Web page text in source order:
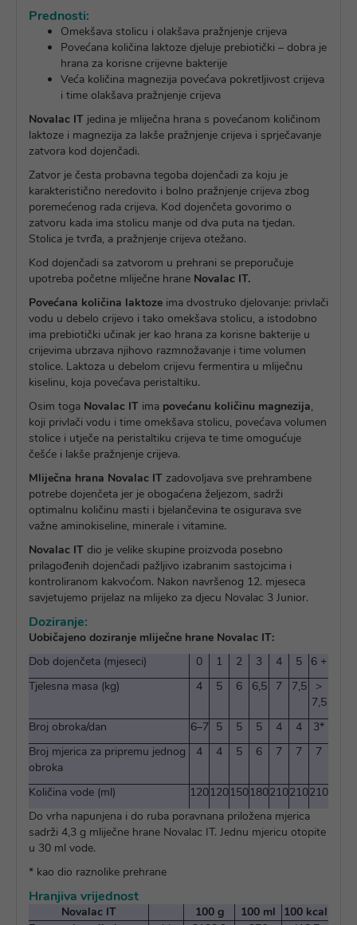
Prednosti:
Omekšava stolicu i olakšava pražnjenje crijeva
Povećana količina laktoze djeluje prebiotički – dobra je
hrana za korisne crijevne bakterije
Veća količina magnezija povećava pokretljivost crijeva
i time olakšava pražnjenje crijeva
Novalac IT jedina je mliječna hrana s povećanom količinom
laktoze i magnezija za lakše pražnjenje crijeva i sprječavanje
zatvora kod dojenčadi.
Zatvor je česta probavna tegoba dojenčadi za koju je
karakteristično neredovito i bolno pražnjenje crijeva zbog
poremećenog rada crijeva. Kod dojenčeta govorimo o
zatvoru kada ima stolicu manje od dva puta na tjedan.
Stolica je tvrđa, a pražnjenje crijeva otežano.
Kod dojenčadi sa zatvorom u prehrani se preporučuje
upotreba početne mliječne hrane Novalac IT.
Povećana količina laktoze ima dvostruko djelovanje: privlači
vodu u debelo crijevo i tako omekšava stolicu, a istodobno
ima prebiotički učinak jer kao hrana za korisne bakterije u
crijevima ubrzava njihovo razmnožavanje i time volumen
stolice. Laktoza u debelom crijevu fermentira u mliječnu
kiselinu, koja povećava peristaltiku.
Osim toga Novalac IT ima povećanu količinu magnezija,
koji privlači vodu i time omekšava stolicu, povećava volumen
stolice i utječe na peristaltiku crijeva te time omogućuje
češće i lakše pražnjenje crijeva.
Mliječna hrana Novalac IT zadovoljava sve prehrambene
potrebe dojenčeta jer je obogaćena željezom, sadrži
optimalnu količinu masti i bjelančevina te osigurava sve
važne aminokiseline, minerale i vitamine.
Novalac IT dio je velike skupine proizvoda posebno
prilagođenih dojenčadi pažljivo izabranim sastojcima i
kontroliranom kakvoćom. Nakon navršenog 12. mjeseca
savjetujemo prijelaz na mlijeko za djecu Novalac 3 Junior.
Doziranje:
Uobičajeno doziranje mliječne hrane Novalac IT:
Dob dojenčeta (mjeseci)
0 1 2 3 4 5
6 +
Tjelesna masa (kg)
4 5 6 6,5 7 7,5
>
7,5
Broj obroka/dan
6–7 5 5 5 4 4
3*
Broj mjerica za pripremu jednog
obroka
4 4 5 6 7 7 7
Količina vode (ml) 120120150180210210210
Do vrha napunjena i do ruba poravnana priložena mjerica
sadrži 4,3 g mliječne hrane Novalac IT. Jednu mjericu otopite
u 30 ml vode.
* kao dio raznolike prehrane
Hranjiva vrijednost
Novalac IT 100 g 100 ml
100 kcal